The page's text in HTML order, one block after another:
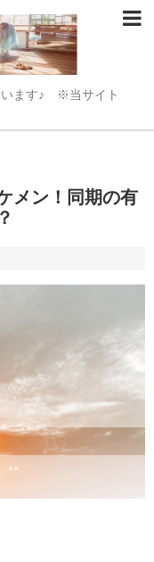
います♪ ※当サイト
メン！同期の有